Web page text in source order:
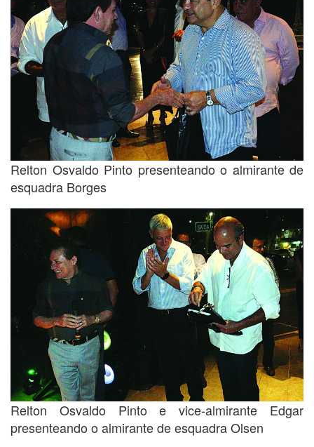
Relton Osvaldo Pinto presenteando o almirante de
esquadra Borges
Relton Osvaldo Pinto e vice-almirante Edgar
presenteando o almirante de esquadra Olsen